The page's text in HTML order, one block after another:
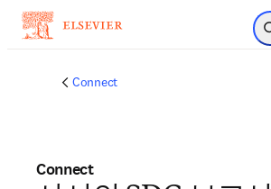
Skip to
Connect
Connect